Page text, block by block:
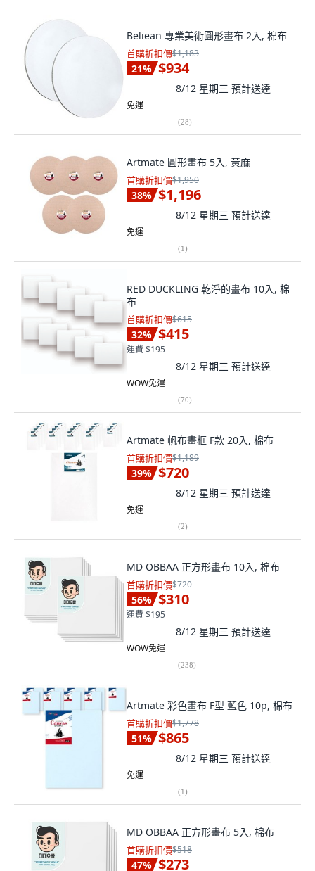
Beliean 專業美術圓形畫布 2入, 棉布
首購折扣價$1,183
21% $934
8/12 星期三 預計送達
免運
(28)
Artmate 圓形畫布 5入, 黃麻
首購折扣價$1,950
38% $1,196
8/12 星期三 預計送達
免運
(1)
RED DUCKLING 乾淨的畫布 10入, 棉
布
首購折扣價$615
32% $415
運費 $195
8/12 星期三 預計送達
WOW免運
(70)
Artmate 帆布畫框 F款 20入, 棉布
首購折扣價$1,189
39% $720
8/12 星期三 預計送達
免運
(2)
MD OBBAA 正方形畫布 10入, 棉布
首購折扣價$720
56% $310
運費 $195
8/12 星期三 預計送達
WOW免運
(238)
Artmate 彩色畫布 F型 藍色 10p, 棉布
首購折扣價$1,778
51% $865
8/12 星期三 預計送達
免運
(1)
MD OBBAA 正方形畫布 5入, 棉布
首購折扣價$518
47% $273